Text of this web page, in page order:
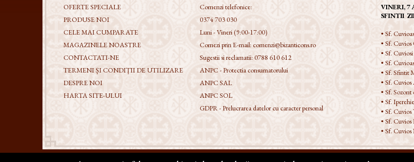
OFERTE SPECIALE
PRODUSE NOI
CELE MAI CUMPARATE
MAGAZINELE NOASTRE
CONTACTATI-NE
TERMENI ȘI CONDIȚII DE UTILIZARE
DESPRE NOI
HARTA SITE-ULUI
Comenzi telefonice:
0374 703 030
Luni - Vineri (9:00-17:00)
Comezi prin E-mail: comenzi@bizanticons.ro
Sugestii si reclamatii: 0788 610 612
ANPC - Protectia consumatorului
ANPC SAL
ANPC SOL
GDPR - Prelucrarea datelor cu caracter personal
VINERI, 7
SFINTII
• Sf.
• Sf. Cuvios
• Sf.
• Sf.
• Sf. Sfintit
• Sf.
• Sf.
• Sf. Iperehie
• Sf.
• Sf.
• Sf.